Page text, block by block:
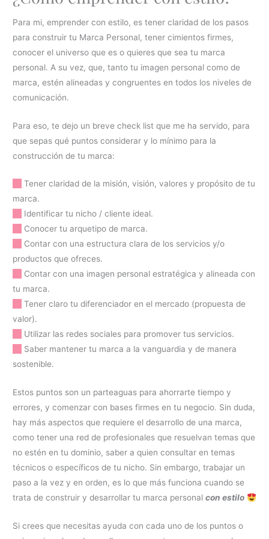
Para mi, emprender con estilo, es tener claridad de los pasos
para construir tu Marca Personal, tener cimientos firmes,
conocer el universo que es o quieres que sea tu marca
personal. A su vez, que, tanto tu imagen personal como de
marca, estén alineadas y congruentes en todos los niveles de
comunicación.
Para eso, te dejo un breve check list que me ha servido, para
que sepas qué puntos considerar y lo mínimo para la
construcción de tu marca:
Tener claridad de la misión, visión, valores y propósito de tu
marca.
Identificar tu nicho / cliente ideal.
Conocer tu arquetipo de marca.
Contar con una estructura clara de los servicios y/o
productos que ofreces.
Contar con una imagen personal estratégica y alineada con
tu marca.
Tener claro tu diferenciador en el mercado (propuesta de
valor).
Utilizar las redes sociales para promover tus servicios.
Saber mantener tu marca a la vanguardia y de manera
sostenible.
Estos puntos son un parteaguas para ahorrarte tiempo y
errores, y comenzar con bases firmes en tu negocio. Sin duda,
hay más aspectos que requiere el desarrollo de una marca,
como tener una red de profesionales que resuelvan temas que
no estén en tu dominio, saber a quien consultar en temas
técnicos o específicos de tu nicho. Sin embargo, trabajar un
paso a la vez y en orden, es lo que más funciona cuando se
trata de construir y desarrollar tu marca personal con estilo
Si crees que necesitas ayuda con cada uno de los puntos o